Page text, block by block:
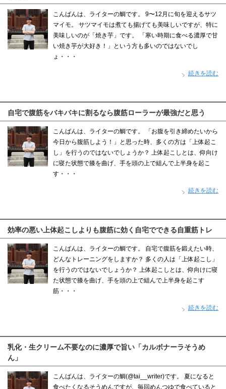
こんばんは、ライターの鯛です。 9〜12月に旬を迎えるサツ
マイモ。 サツマイモは煮ても揚げても美味しいですが、特に
美味しいのが「焼き芋」です。 「寒い時期に食べる濃厚で甘
い焼き芋が大好き！」という方も多いのではないでし
ょ・・・
続きを読む
自宅で腹筋をバキバキに割るなら腹筋ローラーが最強だと思う
こんばんは、ライターの鯛です。 「お腹を引き締めたいから
今日から腹筋しよう！」と思った時、多くの方は「上体起こ
し」を行うのではないでしょうか？ 上体起こしとは、仰向け
に寝た状態で膝を曲げ、手を頭の上で組んで上半身を起こ
す・・・
続きを読む
効率の悪い上体起こしよりも腹筋に効く自宅でできる自重筋トレ
こんばんは、ライターの鯛です。 自宅で腹筋を鍛えたい時、
どんなトレーニングをしますか？ 多くの人は「上体起こし」
を行うのではないでしょうか？ 上体起こしとは、仰向けに寝
た状態で膝を曲げ、手を頭の上で組んで上半身を起こす
筋・・・
続きを読む
乳化・生クリーム不要なのに濃厚で旨い「カルボナーラそうめ
ん」
こんばんは、ライターの鯛(@tai__writer)です。 夏になると
食べたくなるそうめんですが、毎回めんつゆで食べていると